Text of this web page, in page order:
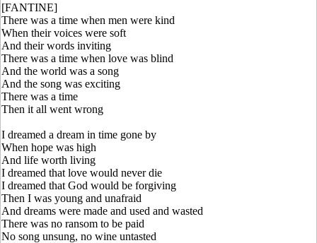
[FANTINE]
There was a time when men were kind
When their voices were soft
And their words inviting
There was a time when love was blind
And the world was a song
And the song was exciting
There was a time
Then it all went wrong
I dreamed a dream in time gone by
When hope was high
And life worth living
I dreamed that love would never die
I dreamed that God would be forgiving
Then I was young and unafraid
And dreams were made and used and wasted
There was no ransom to be paid
No song unsung, no wine untasted